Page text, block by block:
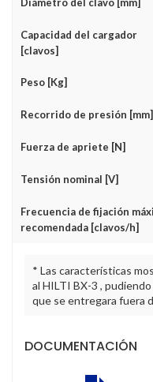
Capacidad del cargador
[clavos]
Peso [Kg]
Recorrido de presión [mm]
Fuerza de apriete [N]
Tensión nominal [V]
Frecuencia de fijación
recomendada [clavos/h]
* Las características
al HILTI BX-3 ,
que se entregara fuera
DOCUMENTACIÓN